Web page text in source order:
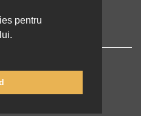
pentru
|Impressum